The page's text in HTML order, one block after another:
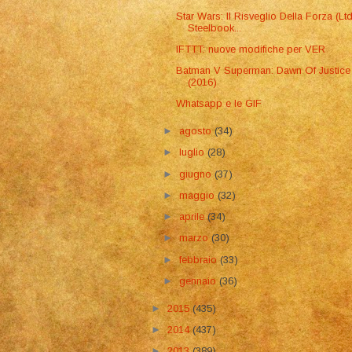
Star Wars: Il Risveglio Della Forza
Steelbook...
IFTTT: nuove modifiche per VER
Batman V Superman: Dawn Of Justice
(2016)
Whatsapp e le GIF
►agosto(34)
►luglio(28)
►giugno(37)
►maggio(32)
►aprile(34)
►marzo(30)
►febbraio(33)
►gennaio(36)
►2015(435)
►2014(437)